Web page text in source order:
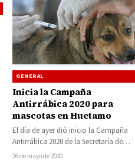
GENERAL
Inicia la Campaña
Antirrábica 2020 para
mascotas en Huetamo
El día de ayer dió inicio la Campaña
Antirrábica 2020 de la Secretaría de
Salud en el Estado…
26 de mayo de 2020